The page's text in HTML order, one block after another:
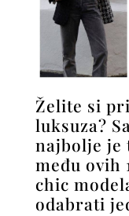
Želite si
luksuza?
najbolje je
među ovih
chic
odabrati